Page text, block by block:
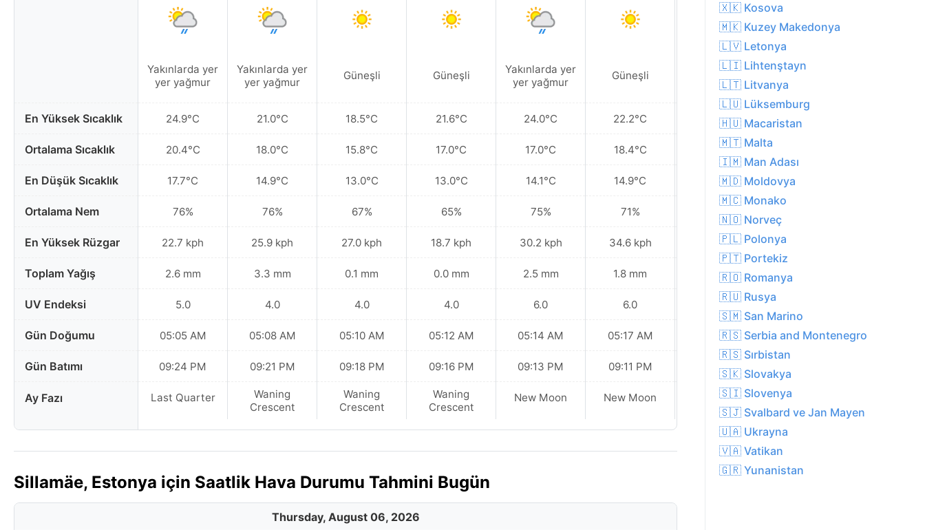
En Yüksek Sıcaklık
Ortalama Sıcaklık
En Düşük Sıcaklık
Ortalama Nem
En Yüksek Rüzgar
Toplam Yağış
UV Endeksi
Gün Doğumu
Gün Batımı
Ay Fazı
Yakınlarda yer
yer yağmur
24.9°C
20.4°C
17.7°C
76%
22.7 kph
2.6 mm
5.0
05:05 AM
09:24 PM
Last Quarter
Yakınlarda yer
yer yağmur
21.0°C
18.0°C
14.9°C
76%
25.9 kph
3.3 mm
4.0
05:08 AM
09:21 PM
Waning
Crescent
Güneşli
18.5°C
15.8°C
13.0°C
67%
27.0 kph
0.1 mm
4.0
05:10 AM
09:18 PM
Waning
Crescent
Güneşli
21.6°C
17.0°C
13.0°C
65%
18.7 kph
0.0 mm
4.0
05:12 AM
09:16 PM
Waning
Crescent
Yakınlarda yer
yer yağmur
24.0°C
17.0°C
14.1°C
75%
30.2 kph
2.5 mm
6.0
05:14 AM
09:13 PM
New Moon
Güneşli
22.2°C
18.4°C
14.9°C
71%
34.6 kph
1.8 mm
6.0
05:17 AM
09:11 PM
New Moon
Yakınlarda yer
yer yağmur
17.4°C
14.8°C
12.4°C
68%
28.4 kph
2.9 mm
4.0
05:19 AM
09:08 PM
New Moon
Sillamäe, Estonya için Saatlik Hava Durumu Tahmini Bugün
Thursday, August 06, 2026
🇽🇰 Kosova
🇲🇰 Kuzey Makedonya
🇱🇻 Letonya
🇱🇮 Lihtenştayn
🇱🇹 Litvanya
🇱🇺 Lüksemburg
🇭🇺 Macaristan
🇲🇹 Malta
🇮🇲 Man Adası
🇲🇩 Moldovya
🇲🇨 Monako
🇳🇴 Norveç
🇵🇱 Polonya
🇵🇹 Portekiz
🇷🇴 Romanya
🇷🇺 Rusya
🇸🇲 San Marino
🇷🇸 Serbia and Montenegro
🇷🇸 Sırbistan
🇸🇰 Slovakya
🇸🇮 Slovenya
🇸🇯 Svalbard ve Jan Mayen
🇺🇦 Ukrayna
🇻🇦 Vatikan
🇬🇷 Yunanistan